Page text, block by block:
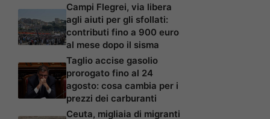
Campi Flegrei, via libera
agli aiuti per gli sfollati:
contributi fino a 900 euro
al mese dopo il sisma
Taglio accise gasolio
prorogato fino al 24
agosto: cosa cambia per i
prezzi dei carburanti
Ceuta, migliaia di migranti